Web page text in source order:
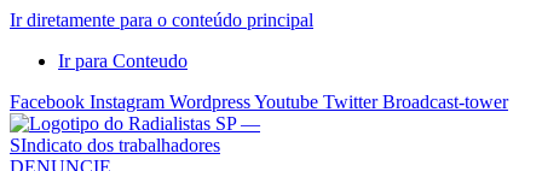
Ir diretamente para o conteúdo principal
Ir para Conteudo
Facebook Instagram WordpressYoutube Twitter Broadcast-tower
DENUNCIE